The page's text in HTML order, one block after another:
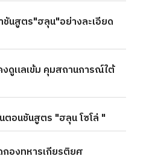
นสูตร"ฮลุน"อย่างละเอียด
ดูแลเข้ม คุมสถานการณ์ใต้
ตอนชันสูตร "ฮลุน โซโล่ "
กองทหารเกียรติยศ